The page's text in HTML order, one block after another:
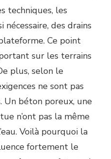
techniques, les
nécessaire, des drains
Ce point
sur les terrains
plus, selon le
ne sont pas
Un béton poreux, une
n’ont pas la même
Voilà pourquoi la
fortement le